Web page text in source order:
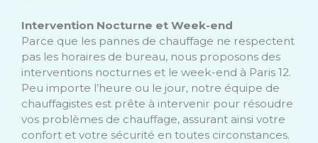
Intervention Nocturne et Week-end
Parce que les pannes de chauffage ne respectent
pas les horaires de bureau, nous proposons des
interventions nocturnes et le week-end à Paris 12.
Peu importe l’heure ou le jour, notre équipe de
chauffagistes est prête à intervenir pour résoudre
vos problèmes de chauffage, assurant ainsi votre
confort et votre sécurité en toutes circonstances.